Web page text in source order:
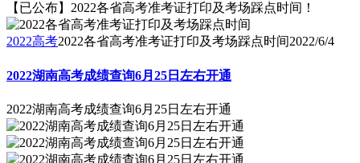
【已公布】2022各省高考准考证打印及考场踩点时间！
2022高考2022各省高考准考证打印及考场踩点时间2022/6/4
2022湖南高考成绩查询6月25日左右开通
2022湖南高考成绩查询6月25日左右开通